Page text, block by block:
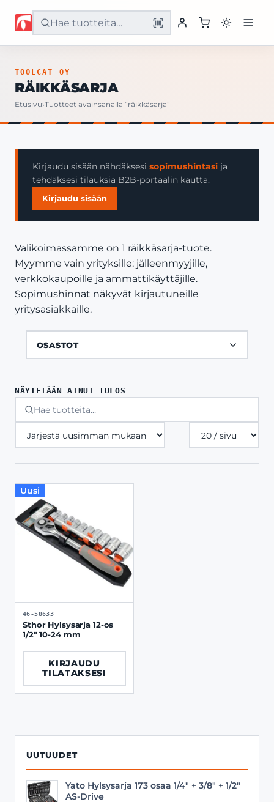
Etusivu
Yritys
Yhteystiedot
TOOLCAT OY
RÄIKKÄSARJA
Etusivu›Tuotteet avainsanalla “räikkäsarja”
Kirjaudu sisään nähdäksesi sopimushintasi ja
tehdäksesi tilauksia B2B-portaalin kautta.
Kirjaudu sisään
Valikoimassamme on 1 räikkäsarja-tuote.
Myymme vain yrityksille: jälleenmyyjille,
verkkokaupoille ja ammattikäyttäjille.
Sopimushinnat näkyvät kirjautuneille
yritysasiakkaille.
OSASTOT
UUTUUDET
Yato Hylsysarja 173 osaa 1/4" + 3/8" + 1/2"
AS-Drive
NÄYTETÄÄN AINUT TULOS
Tuotteita
sivulla
Uusi
46-58633
Sthor Hylsysarja 12-os
1/2" 10-24 mm
KIRJAUDU
TILATAKSESI